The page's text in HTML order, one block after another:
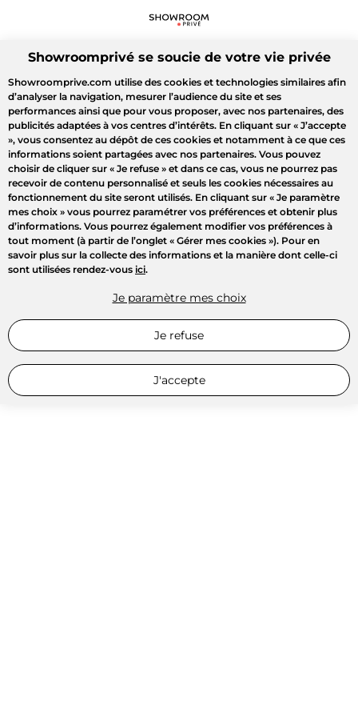
Showroomprivé se soucie de votre vie privée
Showroomprive.com utilise des cookies et technologies similaires afin
d’analyser la navigation, mesurer l’audience du site et ses
performances ainsi que pour vous proposer, avec nos partenaires, des
publicités adaptées à vos centres d’intérêts. En cliquant sur « J’accepte
», vous consentez au dépôt de ces cookies et notamment à ce que ces
informations soient partagées avec nos partenaires. Vous pouvez
choisir de cliquer sur « Je refuse » et dans ce cas, vous ne pourrez pas
recevoir de contenu personnalisé et seuls les cookies nécessaires au
fonctionnement du site seront utilisés. En cliquant sur « Je paramètre
mes choix » vous pourrez paramétrer vos préférences et obtenir plus
d’informations. Vous pourrez également modifier vos préférences à
tout moment (à partir de l’onglet « Gérer mes cookies »). Pour en
savoir plus sur la collecte des informations et la manière dont celle-ci
sont utilisées rendez-vous ici.
Je paramètre mes choix
Je refuse
J'accepte